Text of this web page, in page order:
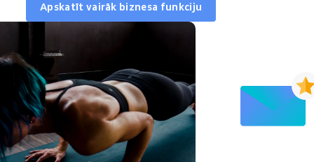
Apskatīt vairāk biznesa funkciju